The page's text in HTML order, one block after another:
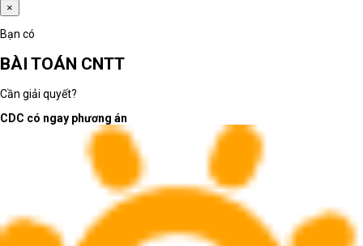
×
Bạn có
BÀI TOÁN CNTT
Cần giải quyết?
CDC có ngay phương án